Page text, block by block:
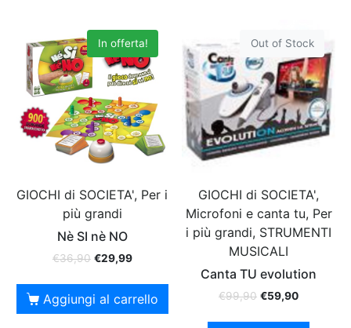
In offerta!
GIOCHI di SOCIETA', Per i
più grandi
Nè SI nè NO
€36,90 €29,99
Aggiungi al carrello
Out of Stock
GIOCHI di SOCIETA',
Microfoni e canta tu, Per
i più grandi, STRUMENTI
MUSICALI
Canta TU evolution
€99,90 €59,90